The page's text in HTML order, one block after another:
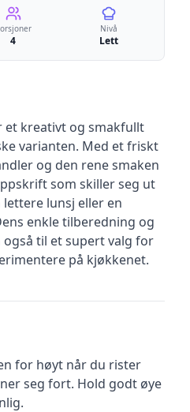
4
Nivå
Lett
et kreativt og smakfullt
varianten. Med et friskt
og den rene smaken
som skiller seg ut
lunsj eller en
enkle tilberedning og
til et supert valg for
på kjøkkenet.
for høyt når du rister
seg fort. Hold godt øye